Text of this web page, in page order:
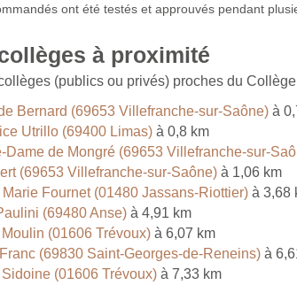
ont été testés et approuvés pendant
à proximité
(publics ou privés) proches du
Bernard (69653 Villefranche-sur-Saône) à
Utrillo (69400 Limas) à 0,8 km
Dame de Mongré (69653 Villefranche-sur-
(69653 Villefranche-sur-Saône) à 1,06 km
Fournet (01480 Jassans-Riottier) à 3,68
(69480 Anse) à 4,91 km
(01606 Trévoux) à 6,07 km
(69830 Saint-Georges-de-Reneins) à
(01606 Trévoux) à 7,33 km